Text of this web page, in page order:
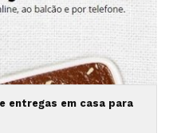
entregas em casa para